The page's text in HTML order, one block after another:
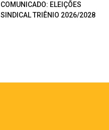
COMUNICADO: ELEIÇÕES
SINDICAL TRIÊNIO 2026/2028